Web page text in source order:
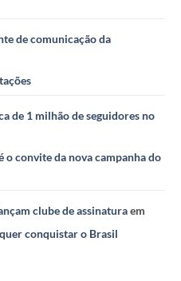
de comunicação da
de 1 milhão de seguidores no
o convite da nova campanha do
clube de assinaturaem
conquistar o Brasil